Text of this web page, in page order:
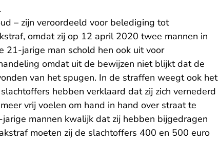
– zijn veroordeeld voor belediging tot
omdat zij op 12 april 2020 twee mannen in
21-jarige man schold hen ook uit voor
omdat uit de bewijzen niet blijkt dat de
van het spugen. In de straffen weegt ook het
hebben verklaard dat zij zich vernederd
vrij voelen om hand in hand over straat te
mannen kwalijk dat zij hebben bijgedragen
moeten zij de slachtoffers 400 en 500 euro